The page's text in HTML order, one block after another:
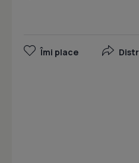
Îmi place